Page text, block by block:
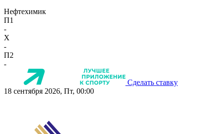
Нефтехимик
П1
-
X
-
П2
-
Сделать ставку
18 сентября 2026, Пт, 00:00